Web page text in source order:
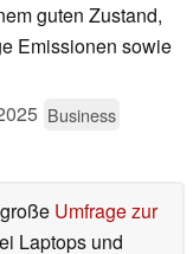
guten Zustand,
Emissionen sowie
Business
Umfrage zur
Laptops und